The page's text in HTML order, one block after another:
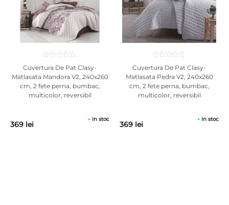
culoarea poate diferi la nuanta fata de produsul vazut pe monitor,
ecranul telefonului.
Cuvertura De Pat Clasy-
Matlasata Mandora V2, 240x260
cm, 2 fete perna, bumbac,
multicolor, reversibil
369 lei
In stoc
Cuvertura De Pat Clasy-
Matlasata Pedra V2, 240x260
cm, 2 fete perna, bumbac,
multicolor, reversibil
369 lei
In stoc